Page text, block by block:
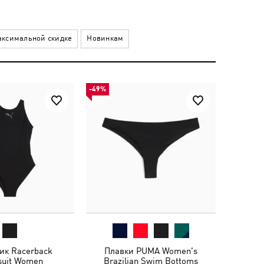
скидке Новинкам
Racerback
Women
-49%
Плавки PUMA Women's
Brazilian Swim Bottoms